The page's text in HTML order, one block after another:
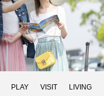
PLAY VISIT LIVING